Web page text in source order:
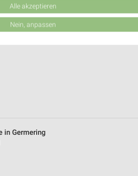
in Germering
von Daten aus verschiedenen
Alle akzeptieren
Nein, anpassen